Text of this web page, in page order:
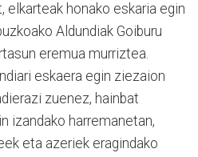
elkarteak honako eskaria egin
Aldundiak Goiburu
eremua murriztea.
eskaera egin ziezaion
zuenez, hainbat
izandako harremanetan,
eta azeriek eragindako